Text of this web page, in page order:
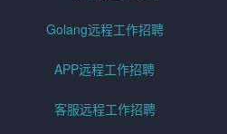
Golang远程工作招聘
APP远程工作招聘
客服远程工作招聘